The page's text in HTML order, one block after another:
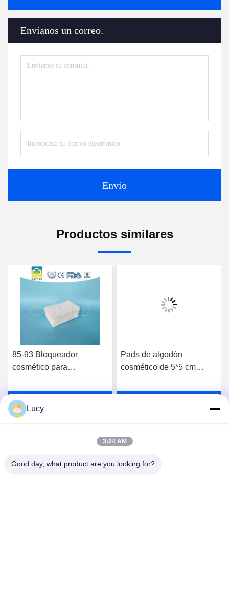
Envíanos un correo.
Envío
Productos similares
85-93 Bloqueador
cosmético para
aplicación uniforme y
suave de productos para
el cuidado de la piel
Pads de algodón
cosmético de 5*5 cm
gramos por metro
Lucy
3:24 AM
Good day, what product are you looking for?